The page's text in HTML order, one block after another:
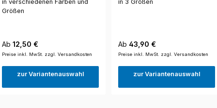
in verschiedenen Farben und
Größen
Regulärer Preis:
Ab 12,50 €
Preise inkl. MwSt. zzgl. Versandkosten
zur Variantenauswahl
in 3 Größen
Regulärer Preis:
Ab 43,90 €
Preise inkl. MwSt. zzgl. Versandkosten
zur Variantenauswahl